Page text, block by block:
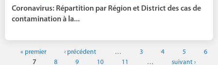
Coronavirus: Répartition par Région et District des cas de
contamination à la...
« premier ‹ précédent … 3 4 5
6
7
8 9 10 11 … suivant ›